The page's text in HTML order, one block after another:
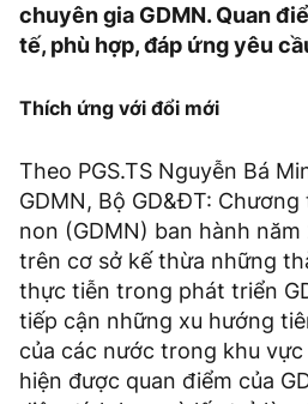
chuyên gia GDMN. Quan
tế, phù hợp, đáp ứng yêu
Thích ứng với đổi mới
Theo PGS.TS Nguyễn Bá
GDMN, Bộ GD&ĐT:
non (GDMN) ban hành
trên cơ sở kế thừa những
thực tiễn trong phát triển
tiếp cận những xu hướng
của các nước trong khu
hiện được quan điểm của